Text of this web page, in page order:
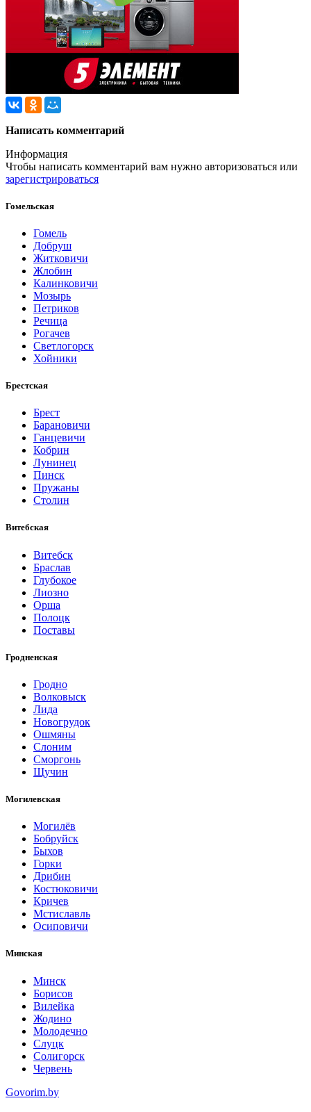
Написать комментарий
Информация
Чтобы написать комментарий вам нужно авторизоваться или
зарегистрироваться
Гомельская
Гомель
Добруш
Житковичи
Жлобин
Калинковичи
Мозырь
Петриков
Речица
Рогачев
Светлогорск
Хойники
Брестская
Брест
Барановичи
Ганцевичи
Кобрин
Лунинец
Пинск
Пружаны
Столин
Витебская
Витебск
Браслав
Глубокое
Лиозно
Орша
Полоцк
Поставы
Гродненская
Гродно
Волковыск
Лида
Новогрудок
Ошмяны
Слоним
Сморгонь
Щучин
Могилевская
Могилёв
Бобруйск
Быхов
Горки
Дрибин
Костюковичи
Кричев
Мстиславль
Осиповичи
Минская
Минск
Борисов
Вилейка
Жодино
Молодечно
Слуцк
Солигорск
Червень
Govorim.by